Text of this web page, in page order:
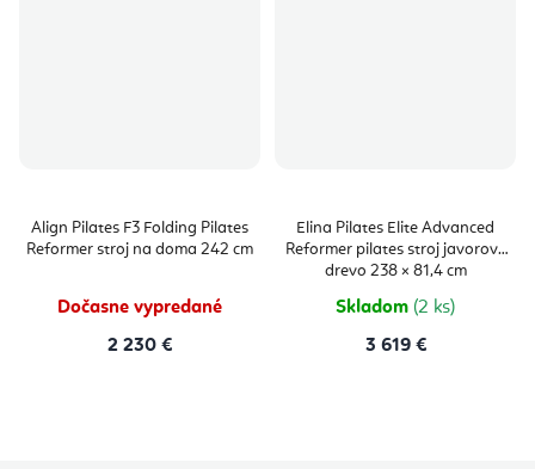
Align Pilates F3 Folding Pilates
Reformer stroj na doma 242 cm
Dočasne vypredané
2 230 €
Elina Pilates Elite Advanced
Reformer pilates stroj javorové
drevo 238 × 81,4 cm
Skladom (2 ks)
3 619 €